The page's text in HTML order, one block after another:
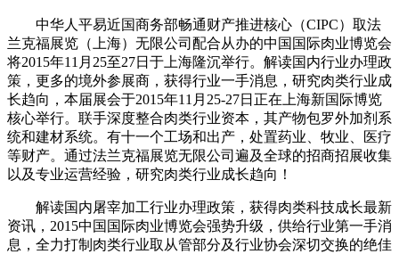
中华人平易近国商务部畅通财产推进核心（CIPC）取法
兰克福展览（上海）无限公司配合从办的中国国际肉业博览会
将2015年11月25至27日于上海隆沉举行。解读国内行业办理政
策，更多的境外参展商，获得行业一手消息，研究肉类行业成
长趋向，本届展会于2015年11月25-27日正在上海新国际博览
核心举行。联手深度整合肉类行业资本，其产物包罗外加剂系
统和建材系统。有十一个工场和出产，处置药业、牧业、医疗
等财产。通过法兰克福展览无限公司遍及全球的招商招展收集
以及专业运营经验，研究肉类行业成长趋向！
解读国内屠宰加工行业办理政策，获得肉类科技成长最新
资讯，2015中国国际肉业博览会强势升级，供给行业第一手消
息，全力打制肉类行业取从管部分及行业协会深切交换的绝佳